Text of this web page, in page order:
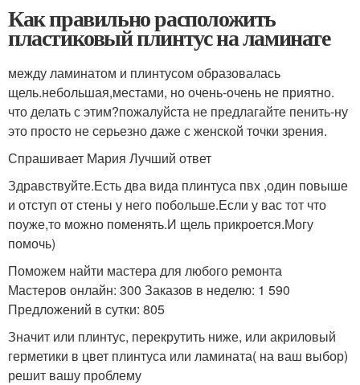
Как правильно расположить
пластиковый плинтус на ламинате
между ламинатом и плинтусом образовалась
щель.небольшая,местами, но очень-очень не приятно.
что делать с этим?пожалуйста не предлагайте пенить-ну
это просто не серьезно даже с женской точки зрения.
Спрашивает Мария Лучший ответ
Здравствуйте.Есть два вида плинтуса пвх ,один повыше
и отступ от стены у него побольше.Если у вас тот что
поуже,то можно поменять.И щель прикроется.Могу
помочь)
Поможем найти мастера для любого ремонта
Мастеров онлайн: 300 Заказов в неделю: 1 590
Предложений в сутки: 805
Значит или плинтус, перекрутить ниже, или акриловый
герметики в цвет плинтуса или ламината( на ваш выбор)
решит вашу проблему